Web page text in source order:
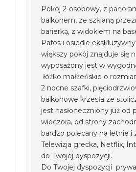
Pokój 2-osobowy, z
balkonem, ze szklaną
barierką, z widokiem na
Pafos i osiedle
większy pokój znajduje się
wyposażony jest w
łóżko małżeńskie o
2 nocne szafki,
balkonowe krzesła ze
jest nasłoneczniony już od
wieczora, od strony
bardzo polecany na letnie i
Telewizja grecka, Netflix,
do Twojej dyspozycji.
Do Twojej dyspozycji